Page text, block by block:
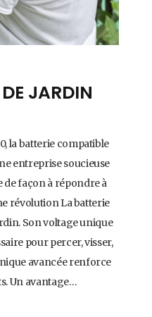
JARDIN
la batterie compatible
entreprise soucieuse
de façon à répondre à
révolution La batterie
Son voltage unique
pour percer, visser,
avancée renforce
Un avantage…